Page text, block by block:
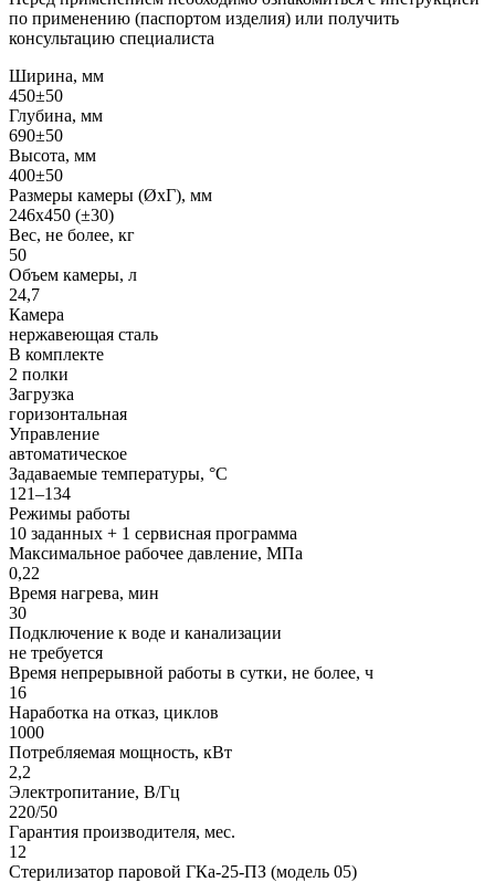
по применению (паспортом изделия) или получить
консультацию специалиста
Ширина, мм
450±50
Глубина, мм
690±50
Высота, мм
400±50
Размеры камеры (ØхГ), мм
246x450 (±30)
Вес, не более, кг
50
Объем камеры, л
24,7
Камера
нержавеющая сталь
В комплекте
2 полки
Загрузка
горизонтальная
Управление
автоматическое
Задаваемые температуры, °C
121–134
Режимы работы
10 заданных + 1 сервисная программа
Максимальное рабочее давление, МПа
0,22
Время нагрева, мин
30
Подключение к воде и канализации
не требуется
Время непрерывной работы в сутки, не более, ч
16
Наработка на отказ, циклов
1000
Потребляемая мощность, кВт
2,2
Электропитание, В/Гц
220/50
Гарантия производителя, мес.
12
Стерилизатор паровой ГКа-25-ПЗ (модель 05)